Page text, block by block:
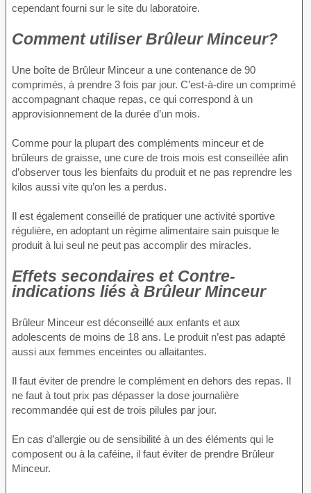
cependant fourni sur le site du laboratoire.
Comment utiliser Brûleur Minceur?
Une boîte de Brûleur Minceur a une contenance de 90
comprimés, à prendre 3 fois par jour. C’est-à-dire un comprimé
accompagnant chaque repas, ce qui correspond à un
approvisionnement de la durée d’un mois.
Comme pour la plupart des compléments minceur et de
brûleurs de graisse, une cure de trois mois est conseillée afin
d’observer tous les bienfaits du produit et ne pas reprendre les
kilos aussi vite qu’on les a perdus.
Il est également conseillé de pratiquer une activité sportive
régulière, en adoptant un régime alimentaire sain puisque le
produit à lui seul ne peut pas accomplir des miracles.
Effets secondaires et Contre-
indications liés à Brûleur Minceur
Brûleur Minceur est déconseillé aux enfants et aux
adolescents de moins de 18 ans. Le produit n’est pas adapté
aussi aux femmes enceintes ou allaitantes.
Il faut éviter de prendre le complément en dehors des repas. Il
ne faut à tout prix pas dépasser la dose journalière
recommandée qui est de trois pilules par jour.
En cas d’allergie ou de sensibilité à un des éléments qui le
composent ou à la caféine, il faut éviter de prendre Brûleur
Minceur.